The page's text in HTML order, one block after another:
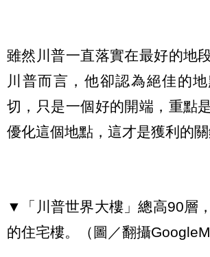
雖然川普一直落實在最好的地
川普而言，他卻認為絕佳的
切，只是一個好的開端，重點
優化這個地點，這才是獲利的關
▼「川普世界大樓」總高90層
的住宅樓。（圖／翻攝